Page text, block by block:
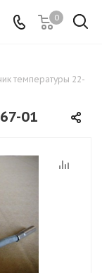
0
температуры 22-
01